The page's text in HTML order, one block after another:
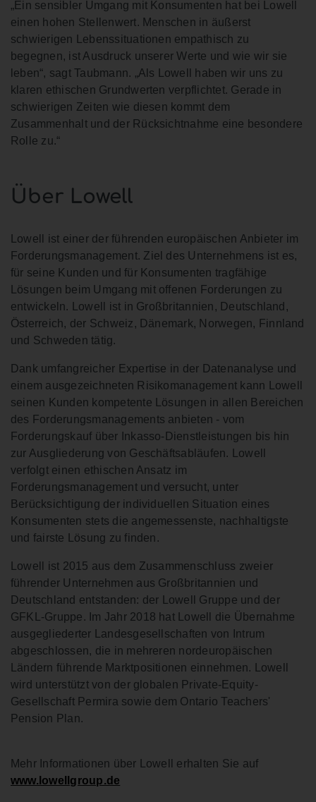
„Ein sensibler Umgang mit Konsumenten hat bei Lowell
einen hohen Stellenwert. Menschen in äußerst
schwierigen Lebenssituationen empathisch zu
begegnen, ist Ausdruck unserer Werte und wie wir sie
leben“, sagt Taubmann. „Als Lowell haben wir uns zu
klaren ethischen Grundwerten verpflichtet. Gerade in
schwierigen Zeiten wie diesen kommt dem
Zusammenhalt und der Rücksichtnahme eine besondere
Rolle zu.“
Über Lowell
Lowell ist einer der führenden europäischen Anbieter im
Forderungsmanagement. Ziel des Unternehmens ist es,
für seine Kunden und für Konsumenten tragfähige
Lösungen beim Umgang mit offenen Forderungen zu
entwickeln. Lowell ist in Großbritannien, Deutschland,
Österreich, der Schweiz, Dänemark, Norwegen, Finnland
und Schweden tätig.
Dank umfangreicher Expertise in der Datenanalyse und
einem ausgezeichneten Risikomanagement kann Lowell
seinen Kunden kompetente Lösungen in allen Bereichen
des Forderungsmanagements anbieten - vom
Forderungskauf über Inkasso-Dienstleistungen bis hin
zur Ausgliederung von Geschäftsabläufen. Lowell
verfolgt einen ethischen Ansatz im
Forderungsmanagement und versucht, unter
Berücksichtigung der individuellen Situation eines
Konsumenten stets die angemessenste, nachhaltigste
und fairste Lösung zu finden.
Lowell ist 2015 aus dem Zusammenschluss zweier
führender Unternehmen aus Großbritannien und
Deutschland entstanden: der Lowell Gruppe und der
GFKL-Gruppe. Im Jahr 2018 hat Lowell die Übernahme
ausgegliederter Landesgesellschaften von Intrum
abgeschlossen, die in mehreren nordeuropäischen
Ländern führende Marktpositionen einnehmen. Lowell
wird unterstützt von der globalen Private-Equity-
Gesellschaft Permira sowie dem Ontario Teachers'
Pension Plan.
Mehr Informationen über Lowell erhalten Sie auf
www.lowellgroup.de